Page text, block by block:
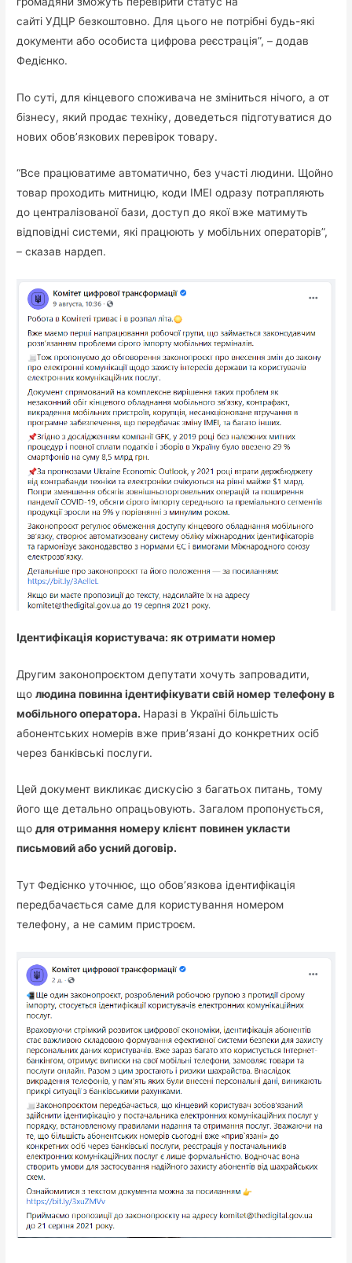
сайті УДЦР безкоштовно. Для цього не потрібні будь-які
документи або особиста цифрова реєстрація”, – додав
Федієнко.
По суті, для кінцевого споживача не зміниться нічого, а от
бізнесу, який продає техніку, доведеться підготуватися до
нових обов’язкових перевірок товару.
“Все працюватиме автоматично, без участі людини. Щойно
товар проходить митницю, коди IMEI одразу потрапляють
до централізованої бази, доступ до якої вже матимуть
відповідні системи, які працюють у мобільних операторів”,
– сказав нардеп.
Ідентифікація користувача: як отримати номер
Другим законопроєктом депутати хочуть запровадити,
щолюдина повинна ідентифікувати свій номер телефону в
мобільного оператора. Наразі в Україні більшість
абонентських номерів вже прив’язані до конкретних осіб
через банківські послуги.
Цей документ викликає дискусію з багатьох питань, тому
його ще детально опрацьовують. Загалом пропонується,
щодля отримання номеру клієнт повинен укласти
письмовий або усний договір.
Тут Федієнко уточнює, що обов’язкова ідентифікація
передбачається саме для користування номером
телефону, а не самим пристроєм.